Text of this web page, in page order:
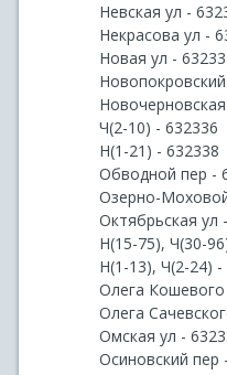
Невская ул -
Некрасова ул -
Новая ул -
Ч(2-10) - 632336
Н(1-21) - 632338
Обводной пер -
Озерно-
Октябрьская ул -
Н(15-75), Ч(30-
Н(1-13), Ч(2-24) -
Олега Кошевого
Олега
Омская ул -
Осиновский пер